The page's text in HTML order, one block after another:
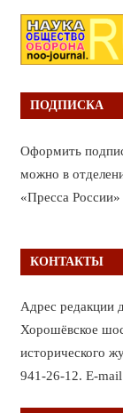
ПОДПИСКА
Оформить
можно в
«Пресса
КОНТАКТЫ
Адрес редакции
Хорошёвское
исторического
941-26-12. E-